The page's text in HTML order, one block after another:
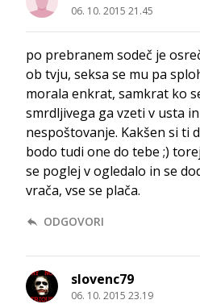
06. 10. 2015 21.45
po prebranem sodeč je
ob tvju, seksa se mu pa
morala enkrat, samkrat ko
smrdljivega ga vzeti v usta
nespoštovanje. Kakšen si ti
bodo tudi one do tebe ;)
se poglej v ogledalo in se
vrača, vse se plača.
ODGOVORI
slovenc79
06. 10. 2015 23.19